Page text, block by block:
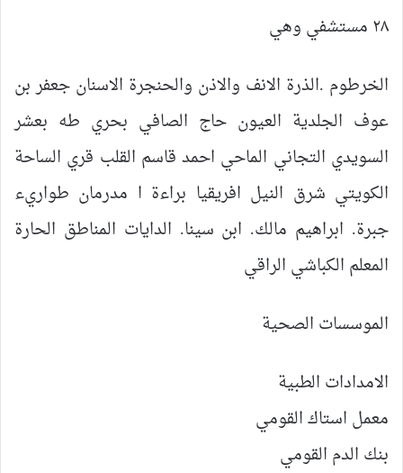
٢٨ مستشفي وهي
الخرطوم .الذرة الانف والاذن والحنجرة الاسنان جعفر بن
عوف الجلدية العيون حاج الصافي بحري طه بعشر
السويدي التجاني الماحي احمد قاسم القلب قري الساحة
الكويتي شرق النيل افريقيا براءة ا مدرمان طواريء
جبرة. ابراهيم مالك. ابن سينا. الدايات المناطق الحارة
المعلم الكباشي الراقي
الموسسات الصحية
الامدادات الطبية
معمل استاك القومي
بنك الدم القومي